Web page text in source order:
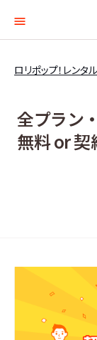
ロリポップ！レンタ
全プラン
無料 or